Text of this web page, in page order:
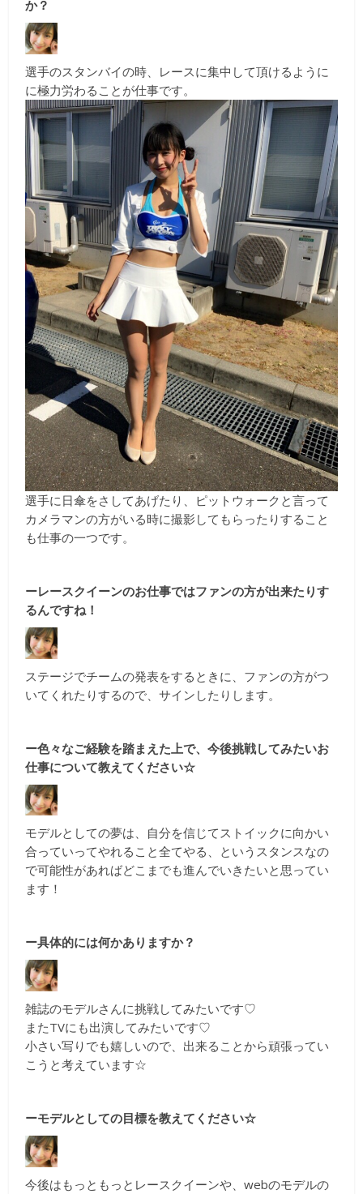
か？
選手のスタンバイの時、レースに集中して頂けるように
に極力労わることが仕事です。
選手に日傘をさしてあげたり、ピットウォークと言って
カメラマンの方がいる時に撮影してもらったりすること
も仕事の一つです。
ーレースクイーンのお仕事ではファンの方が出来たりす
るんですね！
ステージでチームの発表をするときに、ファンの方がつ
いてくれたりするので、サインしたりします。
ー色々なご経験を踏まえた上で、今後挑戦してみたいお
仕事について教えてください☆
モデルとしての夢は、自分を信じてストイックに向かい
合っていってやれること全てやる、というスタンスなの
で可能性があればどこまでも進んでいきたいと思ってい
ます！
ー具体的には何かありますか？
雑誌のモデルさんに挑戦してみたいです♡
またTVにも出演してみたいです♡
小さい写りでも嬉しいので、出来ることから頑張ってい
こうと考えています☆
ーモデルとしての目標を教えてください☆
今後はもっともっとレースクイーンや、webのモデルの